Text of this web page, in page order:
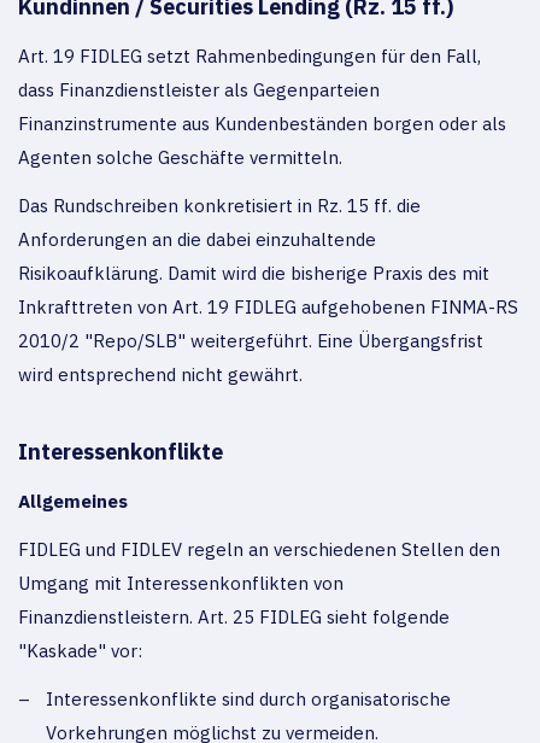
Kundinnen / Securities Lending (Rz. 15 ff.)
Art. 19 FIDLEG setzt Rahmenbedingungen für den Fall,
dass Finanzdienstleister als Gegenparteien
Finanzinstrumente aus Kundenbeständen borgen oder als
Agenten solche Geschäfte vermitteln.
Das Rundschreiben konkretisiert in Rz. 15 ff. die
Anforderungen an die dabei einzuhaltende
Risikoaufklärung. Damit wird die bisherige Praxis des mit
Inkrafttreten von Art. 19 FIDLEG aufgehobenen FINMA-RS
2010/2 "Repo/SLB" weitergeführt. Eine Übergangsfrist
wird entsprechend nicht gewährt.
Interessenkonflikte
Allgemeines
FIDLEG und FIDLEV regeln an verschiedenen Stellen den
Umgang mit Interessenkonflikten von
Finanzdienstleistern. Art. 25 FIDLEG sieht folgende
"Kaskade" vor:
Interessenkonflikte sind durch organisatorische
Vorkehrungen möglichst zu vermeiden.